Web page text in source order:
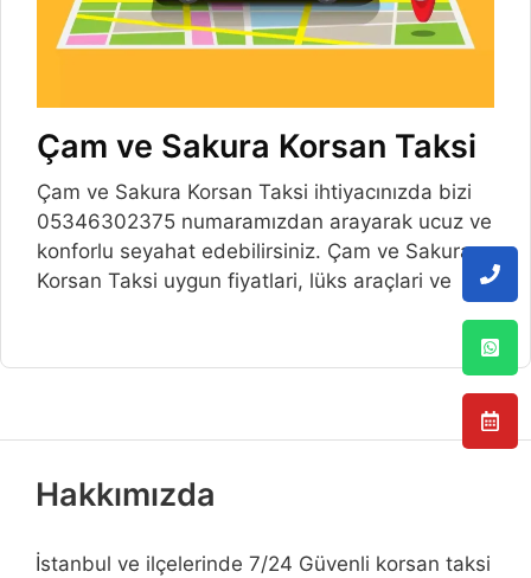
Çam ve Sakura Korsan Taksi
Çam ve Sakura Korsan Taksi ihtiyacınızda bizi
05346302375 numaramızdan arayarak ucuz ve
konforlu seyahat edebilirsiniz. Çam ve Sakura
Korsan Taksi uygun fiyatlari, lüks araçlari ve
Hakkımızda
İstanbul ve ilçelerinde 7/24 Güvenli korsan taksi